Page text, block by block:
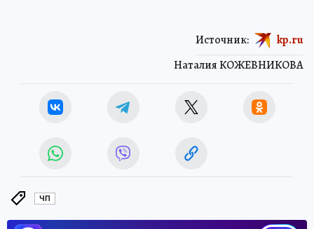
Наталия КОЖЕВНИКОВА
Источник: kp.ru
ЧП